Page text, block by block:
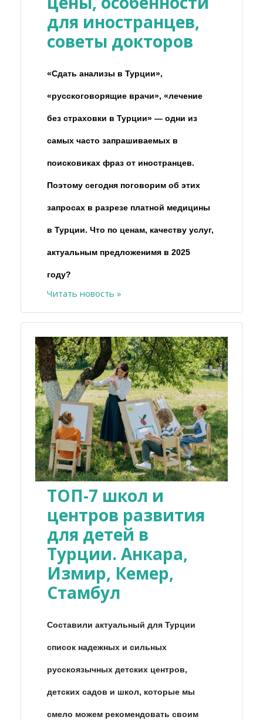
для иностранцев,
советы докторов
«Сдать анализы в Турции»,
«русскоговорящие врачи», «лечение
без страховки в Турции» — одни из
самых часто запрашиваемых в
поисковиках фраз от иностранцев.
Поэтому сегодня поговорим об этих
запросах в разрезе платной медицины
в Турции. Что по ценам, качеству услуг,
актуальным предложенимя в 2025
году?
Читать новость »
ТОП-7 школ и
центров развития
для детей в
Турции. Анкара,
Измир, Кемер,
Стамбул
Составили актуальный для Турции
список надежных и сильных
русскоязычных детских центров,
детских садов и школ, которые мы
смело можем рекомендовать своим